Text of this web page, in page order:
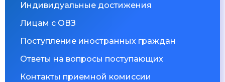
Индивидуальные достижения
Лицам с ОВЗ
Поступление иностранных граждан
Ответы на вопросы поступающих
Контакты приемной комиссии